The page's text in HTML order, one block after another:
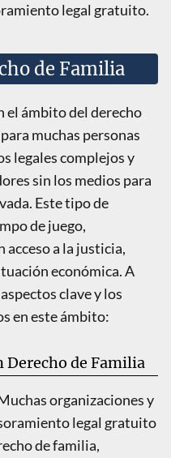
legal gratuito.
de Familia
el ámbito del derecho
muchas personas
legales complejos y
sin los medios para
Este tipo de
de juego,
acceso a la justicia,
económica. A
clave y los
en este ámbito:
Derecho de Familia
organizaciones y
legal gratuito
de familia,